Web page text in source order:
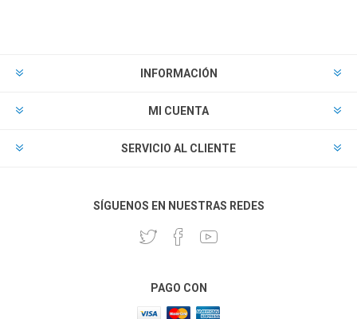
INFORMACIÓN
MI CUENTA
SERVICIO AL CLIENTE
SÍGUENOS EN NUESTRAS REDES
PAGO CON